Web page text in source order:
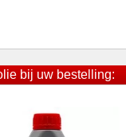
bij uw bestelling: